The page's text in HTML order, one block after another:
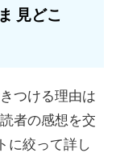
見どこ
つける理由は
者の感想を交
に絞って詳し